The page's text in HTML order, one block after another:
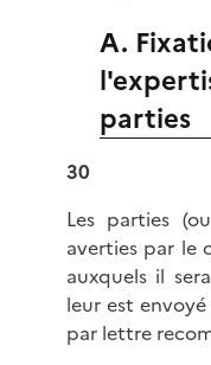
A.
parties
30
Les parties
averties par le
auxquels il
leur est
par lettre